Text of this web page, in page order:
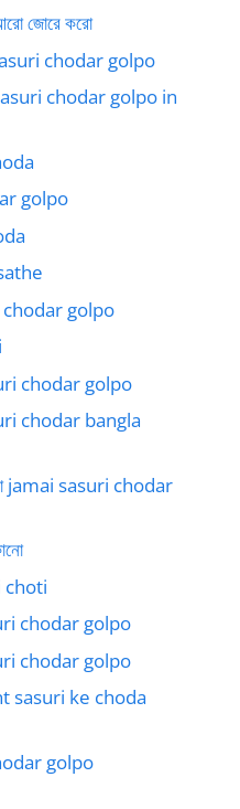
জোরে করো
sasuri chodar golpo
sasuri chodar golpo in
golpo
sathe
chodar golpo
chodar golpo
chodar bangla
jamai sasuri chodar
choti
chodar golpo
chodar golpo
sasuri ke choda
golpo